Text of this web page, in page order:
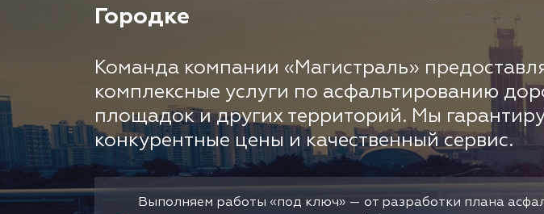
Городке
Команда компании «Магистраль»
комплексные услуги по асфальтированию
площадок и других территорий. Мы
конкурентные цены и качественный сервис.
Выполняем работы «под ключ» — от разработки плана